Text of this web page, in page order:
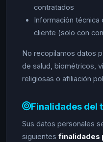
contratados
Información técnica
cliente (solo con
No recopilamos datos
de salud, biométricos,
religiosas o afiliación
Finalidades del
Sus datos personales
siguientes finalidades